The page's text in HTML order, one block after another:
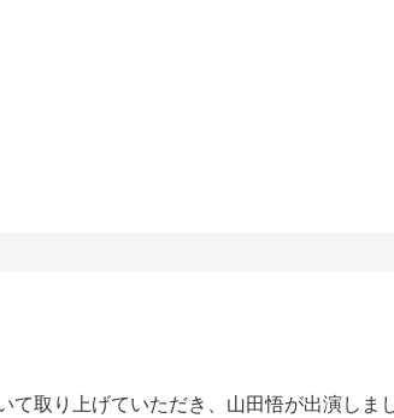
取り上げていただき、山田悟が出演しま